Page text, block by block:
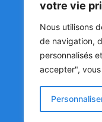
votre vie
Nous utilisons
de navigation,
personnalisés
accepter",